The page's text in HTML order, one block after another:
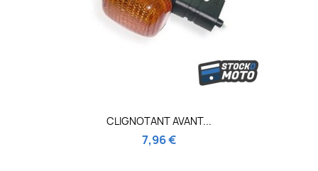
CLIGNOTANT AVANT...
7,96 €